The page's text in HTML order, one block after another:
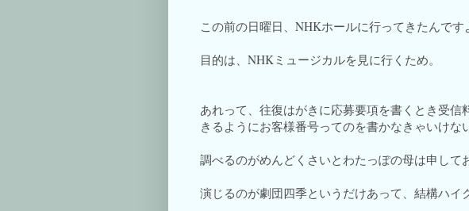
この前の日曜日、NHKホールに行ってきたんです
目的は、NHKミュージカルを見に行くため。
あれって、往復はがきに応募要項を書くとき受信
きるようにお客様番号ってのを書かなきゃいけな
調べるのがめんどくさいとわたっぽの母は申して
演じるのが劇団四季というだけあって、結構ハイ